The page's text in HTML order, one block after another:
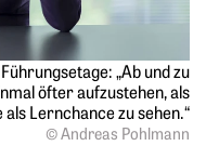
„Ab und zu
öfter aufzustehen, als
Lernchance zu sehen.“
© Andreas Pohlmann